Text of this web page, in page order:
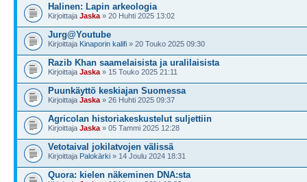
Halinen: Lapin arkeologia
Kirjoittaja Jaska » 20 Huhti 2025 13:02
Jurg@Youtube
Kirjoittaja Kinaporin kalifi » 20 Touko 2025 09:30
Razib Khan saamelaisista ja uralilaisista
Kirjoittaja Jaska » 15 Touko 2025 21:11
Puunkäyttö keskiajan Suomessa
Kirjoittaja Jaska » 26 Huhti 2025 09:37
Agricolan historiakeskustelut suljettiin
Kirjoittaja Jaska » 05 Tammi 2025 12:28
Vetotaival jokilatvojen välissä
Kirjoittaja Palokärki » 14 Joulu 2024 18:31
Quora: kielen näkeminen DNA:sta